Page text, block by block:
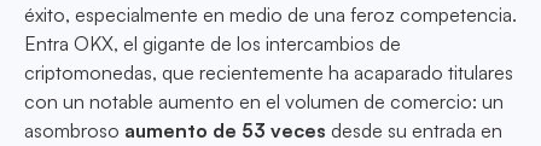
éxito, especialmente en medio de una feroz competencia.
Entra OKX, el gigante de los intercambios de
criptomonedas, que recientemente ha acaparado titulares
con un notable aumento en el volumen de comercio: un
asombroso aumento de 53 veces desde su entrada en